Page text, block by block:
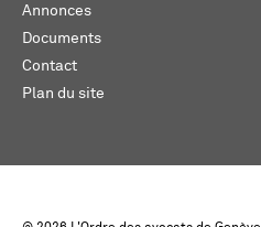
Annonces
Documents
Contact
Plan du site